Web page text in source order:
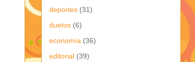
deportes (31)
duetos (6)
economía (36)
editorial (39)